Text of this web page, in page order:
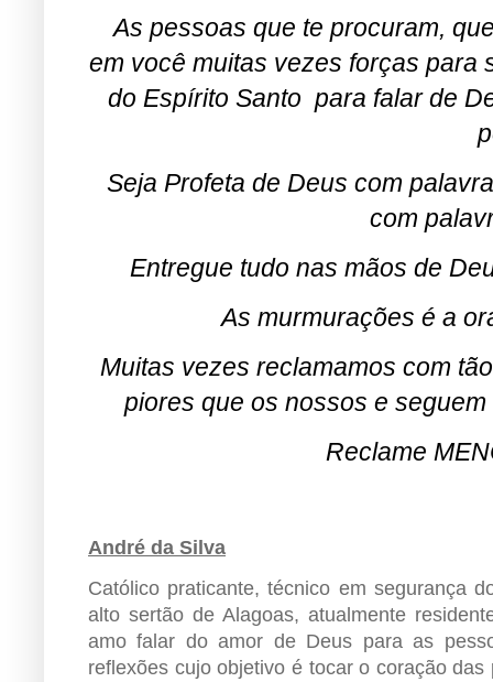
As pessoas que te procuram,
em você muitas vezes forças para
do Espírito Santo para falar de
Seja Profeta de Deus com
com
Entregue tudo nas mãos de
As murmurações é a
Muitas vezes reclamamos com
piores que os nossos e
Reclame
André da Silva
Católico praticante, técnico em segurança
alto sertão de Alagoas, atualmente
amo falar do amor de Deus para as
reflexões cujo objetivo é tocar o coração